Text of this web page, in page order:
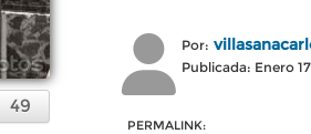
49
Por:
Publicada: Enero
PERMALINK: